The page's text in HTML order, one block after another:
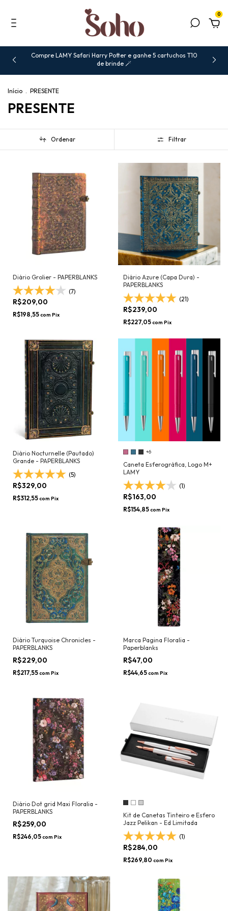
0
Compre LAMY Safari Harry Potter e ganhe 5 cartuchos T10
de brinde 🪄
Início . PRESENTE
PRESENTE
Ordenar Filtrar
Diário Grolier - PAPERBLANKS
(7)
R$209,00
R$198,55com Pix
Diário Azure (Capa Dura) -
PAPERBLANKS
(21)
R$239,00
R$227,05com Pix
Diário Nocturnelle (Pautado)
Grande - PAPERBLANKS
(5)
R$329,00
R$312,55com Pix
+6
Caneta Esferográfica, Logo M+
LAMY
(1)
R$163,00
R$154,85com Pix
Diário Turquoise Chronicles -
PAPERBLANKS
R$229,00
R$217,55com Pix
Marca Pagina Floralia -
Paperblanks
R$47,00
R$44,65com Pix
Diário Dot grid Maxi Floralia -
PAPERBLANKS
R$259,00
R$246,05com Pix
Kit de Canetas Tinteiro e Esfero
Jazz Pelikan - Ed Limitada
(1)
R$284,00
R$269,80 com Pix